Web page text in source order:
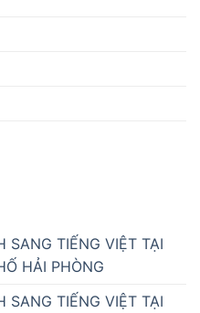
SANG TIẾNG VIỆT TẠI
HẢI PHÒNG
SANG TIẾNG VIỆT TẠI